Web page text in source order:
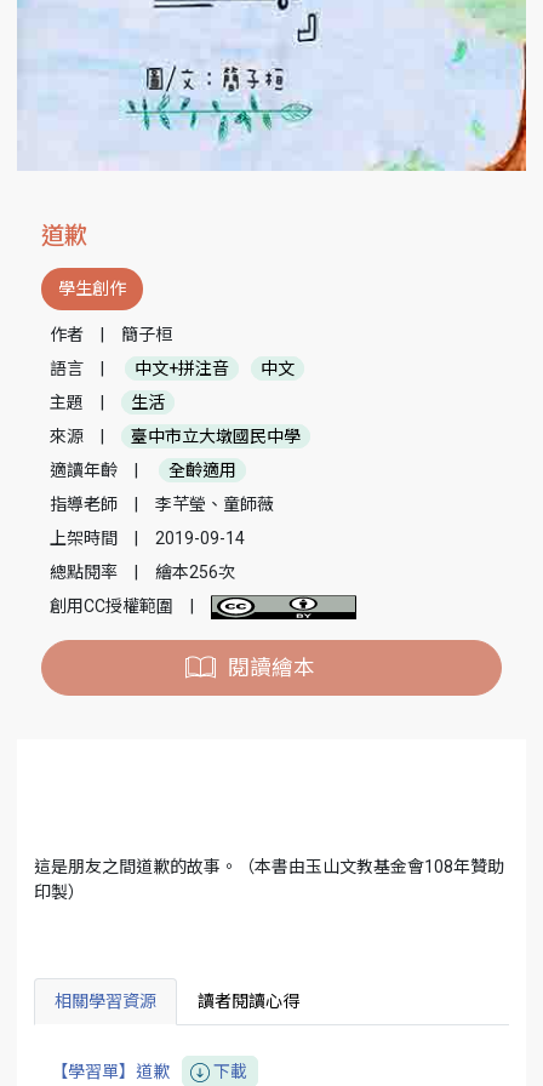
道歉
學生創作
作者
簡子桓
語言
中文+拼注音
中文
主題
生活
來源
臺中市立大墩國民中學
適讀年齡
全齡適用
指導老師
李芊瑩、童師薇
上架時間
2019-09-14
總點閱率
繪本256次
創用CC授權範圍
閱讀繪本
這是朋友之間道歉的故事。（本書由玉山文教基金會108年贊助
印製）
相關學習資源 讀者閱讀心得
【學習單】道歉 下載